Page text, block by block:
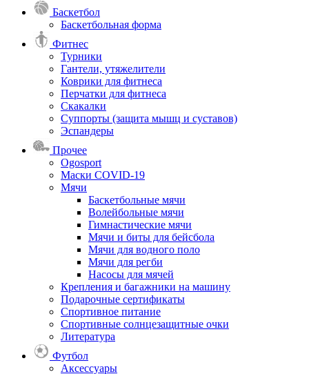
Баскетбол
Баскетбольная форма
Фитнес
Турники
Гантели, утяжелители
Коврики для фитнеса
Перчатки для фитнеса
Скакалки
Суппорты (защита мышц и суставов)
Эспандеры
Прочее
Ogosport
Маски COVID-19
Мячи
Баскетбольные мячи
Волейбольные мячи
Гимнастические мячи
Мячи и биты для бейсбола
Мячи для водного поло
Мячи для регби
Насосы для мячей
Крепления и багажники на машину
Подарочные сертификаты
Спортивное питание
Спортивные солнцезащитные очки
Литература
Футбол
Аксессуары